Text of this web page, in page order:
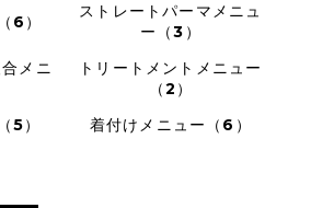
6）
ストレートパーマメニュ
ー（3）
メニ
トリートメントメニュー
（2）
5）
着付けメニュー（6）